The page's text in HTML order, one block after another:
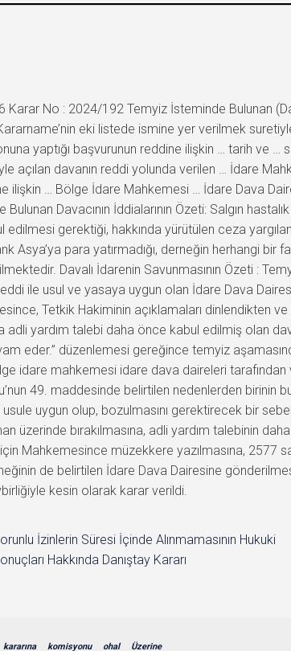
No : 2024/192 Temyiz İsteminde Bulunan
eki listede ismine yer verilmek
yaptığı başvurunun reddine ilişkin … tarih ve …
davanın reddi yolunda verilen … İdare
ilişkin … Bölge İdare Mahkemesi … İdare Dava
Davacının İddialarının Özeti: Salgın
gerektiği, hakkında yürütülen ceza
Asya’ya para yatırmadığı, derneğin herhangi bir
Davalı İdarenin Savunmasının Özeti :
ile usul ve yasaya uygun olan İdare Dava
Tetkik Hakiminin açıklamaları dinlendikten
yardım talebi daha önce kabul edilmiş olan
eder.” düzenlemesi gereğince temyiz
idare mahkemesi idare dava daireleri
49. maddesinde belirtilen nedenlerden birinin
uygun olup, bozulmasını gerektirecek bir
üzerinde bırakılmasına, adli yardım talebinin
Mahkemesince müzekkere yazılmasına, 2577
de belirtilen İdare Dava Dairesine
kesin olarak karar verildi.
İzinlerin Süresi İçinde Alınmamasının Hukuki
Hakkında Danıştay Kararı
kararına komisyonu ohal Üzerine